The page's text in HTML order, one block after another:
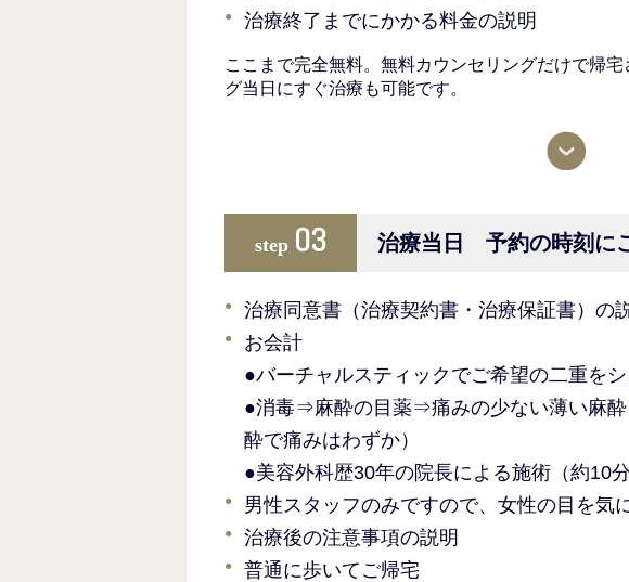
治療終了までにかかる料金の説明
ここまで完全無料。無料カウンセリングだけで帰
グ当日にすぐ治療も可能です。
step 03 治療当日 予約の時刻に
治療同意書（治療契約書・治療保証書）の
お会計
●バーチャルスティックでご希望の二重を
●消毒⇒麻酔の目薬⇒痛みの少ない薄い麻
酔で痛みはわずか）
●美容外科歴30年の院長による施術（約10分
男性スタッフのみですので、女性の目を気
治療後の注意事項の説明
普通に歩いてご帰宅